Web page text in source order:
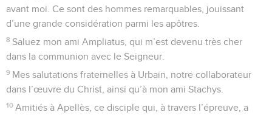
avant moi. Ce sont des hommes remarquables, jouissant
d’une grande considération parmi les apôtres.
8 Saluez mon ami Ampliatus, qui m’est devenu très cher
dans la communion avec le Seigneur.
9 Mes salutations fraternelles à Urbain, notre collaborateur
dans l’œuvre du Christ, ainsi qu’à mon ami Stachys.
10 Amitiés à Apellès, ce disciple qui, à travers l’épreuve, a